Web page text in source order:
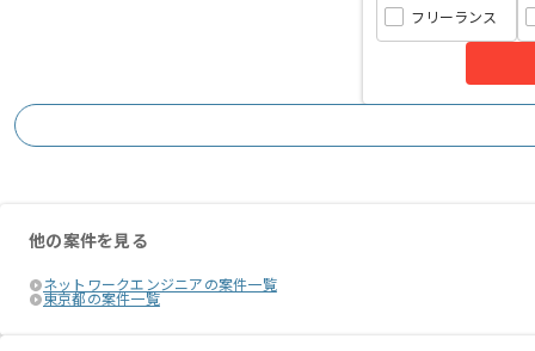
フリーランス
他の案件を見る
ネットワークエンジニアの案件一覧
東京都の案件一覧